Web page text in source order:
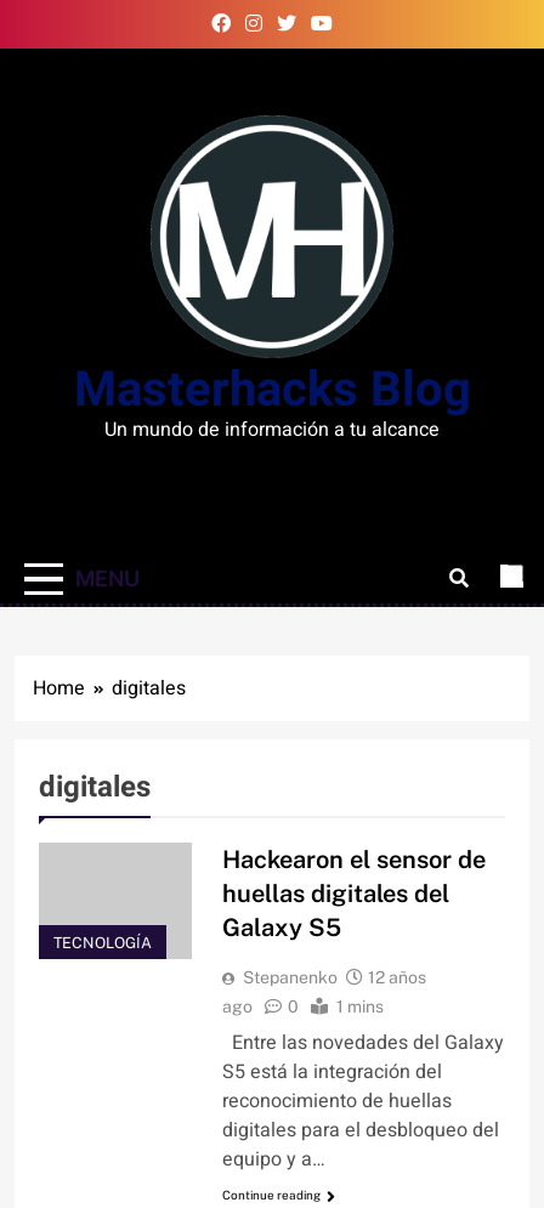
to
Masterhacks Blog
Un mundo de información a tu alcance
MENU
Home digitales
digitales
TECNOLOGÍA
Hackearon el sensor de
huellas digitales del
Galaxy S5
Stepanenko
12 años
ago
0 1 mins
Entre las novedades del Galaxy
S5 está la integración del
reconocimiento de huellas
digitales para el desbloqueo del
equipo y a…
Continue reading